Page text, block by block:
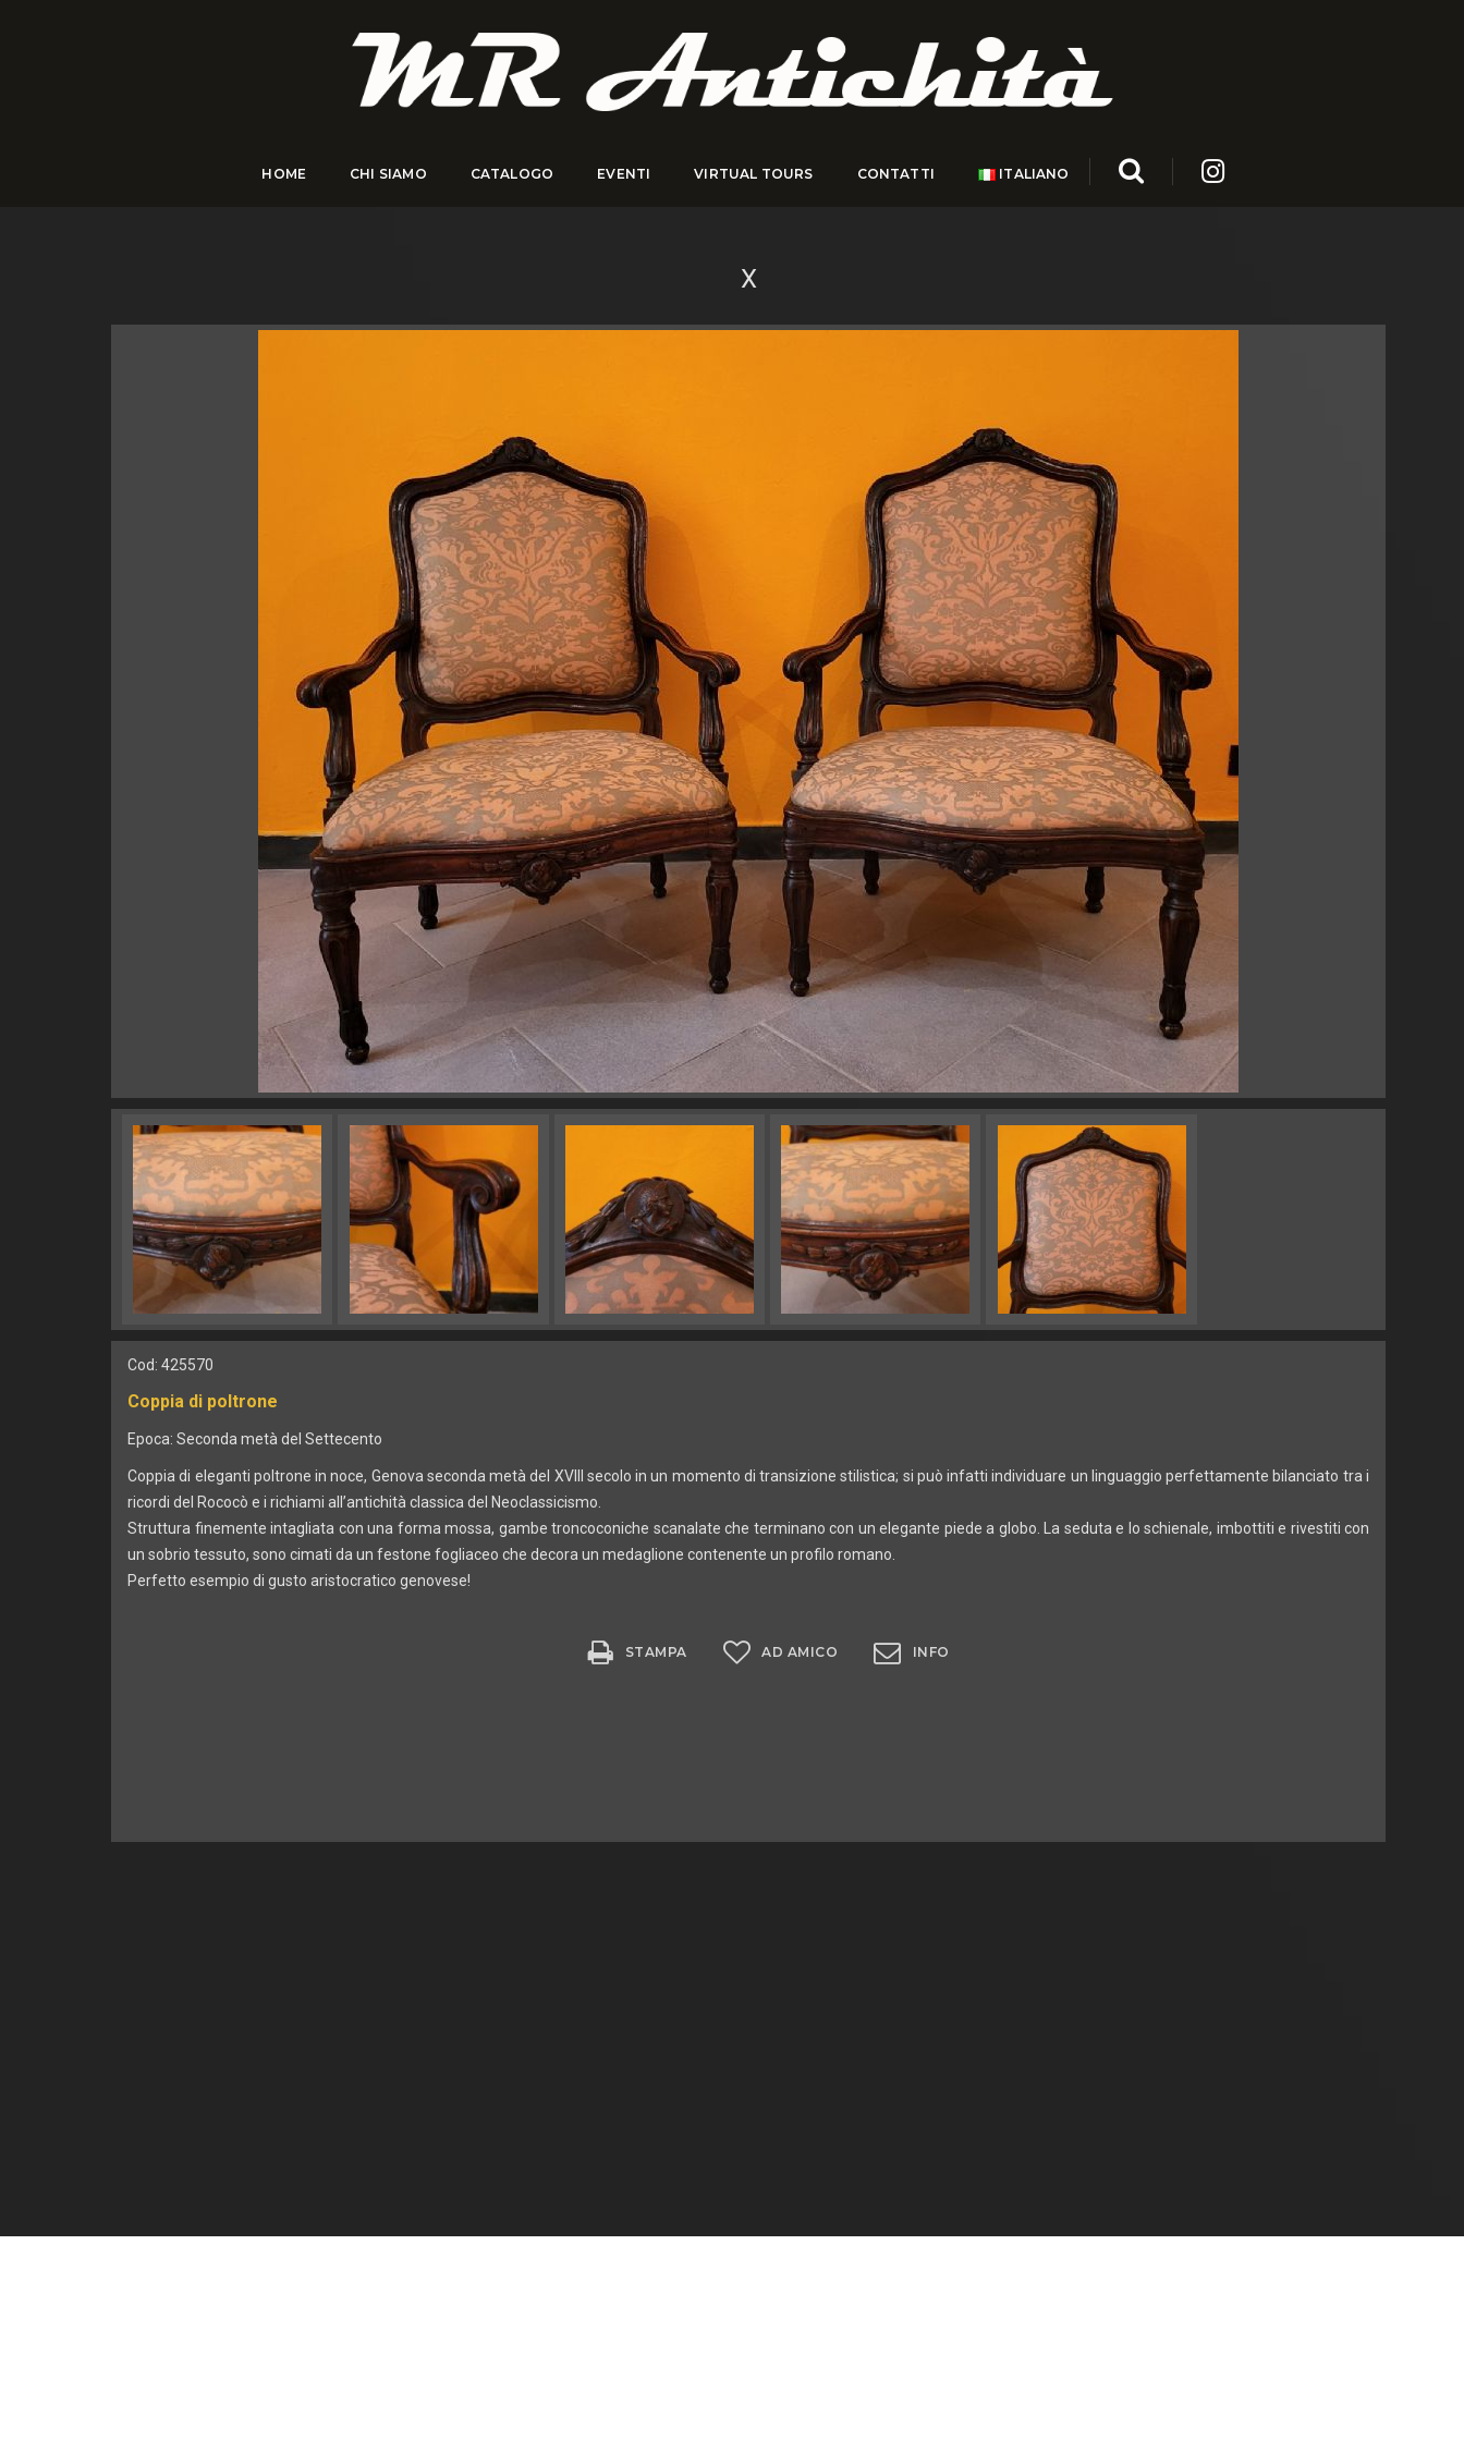
HOME CHI SIAMO CATALOGO EVENTI VIRTUAL TOURS CONTATTI ITALIANO
X
Cod: 425570
Coppia di poltrone
Epoca: Seconda metà del Settecento
Coppia di eleganti poltrone in noce, Genova seconda metà del XVIII secolo in un momento di transizione stilistica; si può infatti individuare un linguaggio perfettamente bilanciato tra i
ricordi del Rococò e i richiami all’antichità classica del Neoclassicismo.
Struttura finemente intagliata con una forma mossa, gambe troncoconiche scanalate che terminano con un elegante piede a globo. La seduta e lo schienale, imbottiti e rivestiti con
un sobrio tessuto, sono cimati da un festone fogliaceo che decora un medaglione contenente un profilo romano.
Perfetto esempio di gusto aristocratico genovese!
STAMPA AD AMICO INFO